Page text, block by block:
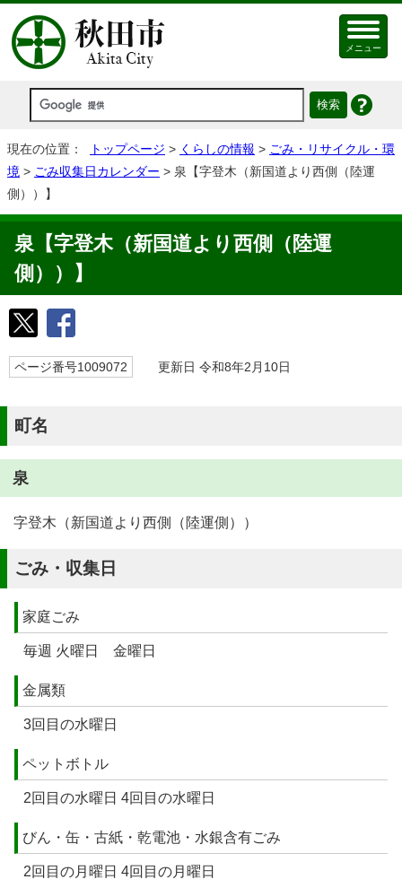
メニュー
現在の位置： トップページ > くらしの情報 > ごみ・リサイクル・環
境 > ごみ収集日カレンダー > 泉【字登木（新国道より西側（陸運
側））】
泉【字登木（新国道より西側（陸運
側））】
ページ番号1009072 更新日 令和8年2月10日
町名
泉
字登木（新国道より西側（陸運側））
ごみ・収集日
家庭ごみ
毎週 火曜日 金曜日
金属類
3回目の水曜日
ペットボトル
2回目の水曜日 4回目の水曜日
びん・缶・古紙・乾電池・水銀含有ごみ
2回目の月曜日 4回目の月曜日